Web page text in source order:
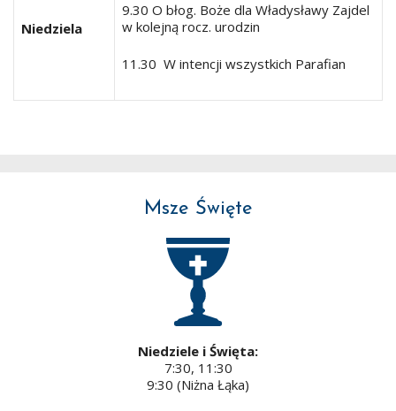
Niedziela
9.30 O błog. Boże dla Władysławy Zajdel
w kolejną rocz. urodzin
11.30 W intencji wszystkich Parafian
Msze Święte
Niedziele i Święta:
7:30, 11:30
9:30 (Niżna Łąka)